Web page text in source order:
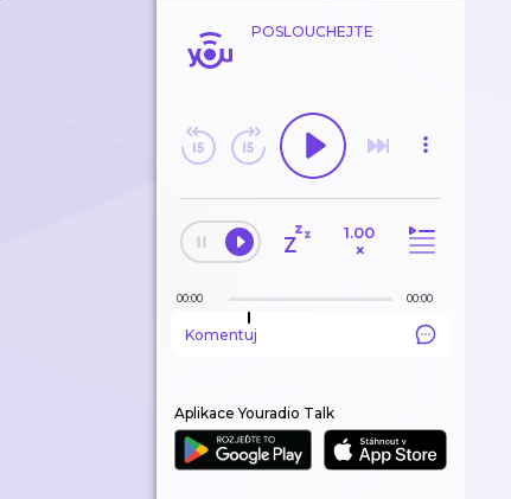
POSLOUCHEJTE
1.00
×
00:00 00:00
Komentuj
Aplikace Youradio Talk